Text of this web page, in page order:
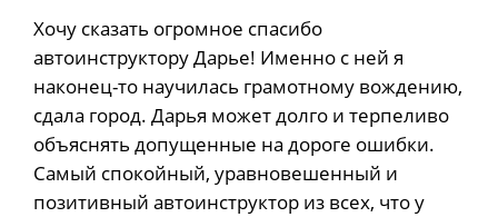
Хочу сказать огромное спасибо
автоинструктору Дарье! Именно с ней я
наконец-то научилась грамотному вождению,
сдала город. Дарья может долго и терпеливо
объяснять допущенные на дороге ошибки.
Самый спокойный, уравновешенный и
позитивный автоинструктор из всех, что у